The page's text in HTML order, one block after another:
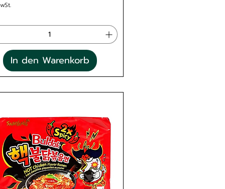
In den Warenkorb